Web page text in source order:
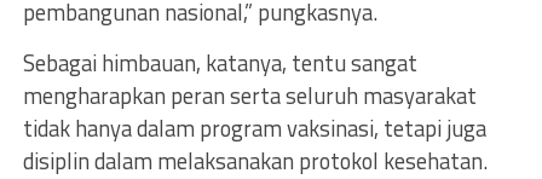
pembangunan nasional,” pungkasnya.
Sebagai himbauan, katanya, tentu sangat
mengharapkan peran serta seluruh masyarakat
tidak hanya dalam program vaksinasi, tetapi juga
disiplin dalam melaksanakan protokol kesehatan.